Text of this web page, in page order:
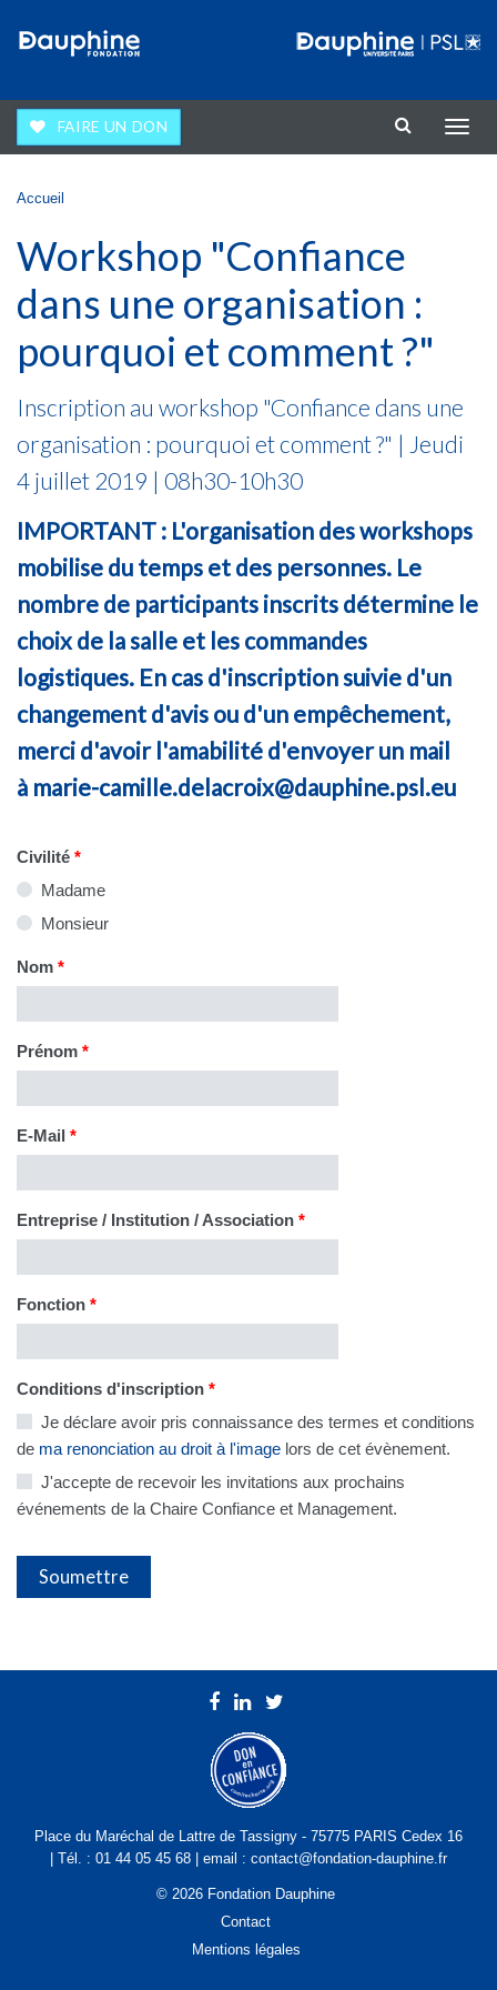
FAIRE UN DON
la
Vous êtes ici
Accueil
Workshop "Confiance
dans une organisation :
pourquoi et comment ?"
Inscription au workshop "Confiance dans une
organisation : pourquoi et comment ?" | Jeudi
4 juillet 2019 | 08h30-10h30
IMPORTANT : L'organisation des workshops
mobilise du temps et des personnes. Le
nombre de participants inscrits détermine le
choix de la salle et les commandes
logistiques. En cas d'inscription suivie d'un
changement d'avis ou d'un empêchement,
merci d'avoir l'amabilité d'envoyer un mail
à marie-camille.delacroix@dauphine.psl.eu
Civilité *
Madame
Monsieur
Nom *
Prénom *
E-Mail *
Entreprise / Institution / Association *
Fonction *
Conditions d'inscription *
Je déclare avoir pris connaissance des termes et conditions
de ma renonciation au droit à l'image lors de cet évènement.
J'accepte de recevoir les invitations aux prochains
événements de la Chaire Confiance et Management.
Place du Maréchal de Lattre de Tassigny - 75775 PARIS Cedex 16
| Tél. : 01 44 05 45 68 | email : contact@fondation-dauphine.fr
© 2026 Fondation Dauphine
Contact
Mentions légales